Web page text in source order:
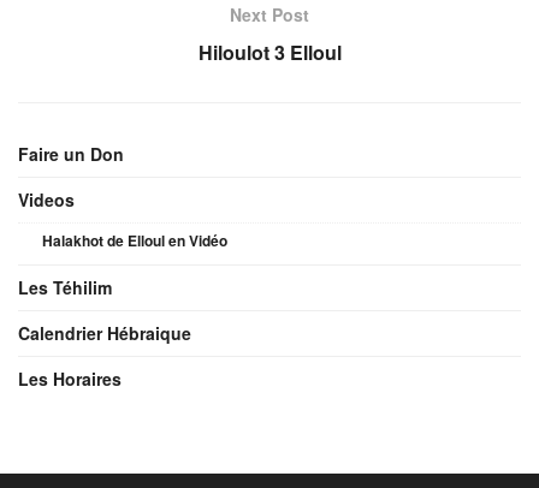
Next Post
Hiloulot 3 Elloul
Faire un Don
Videos
Halakhot de Elloul en Vidéo
Les Téhilim
Calendrier Hébraique
Les Horaires